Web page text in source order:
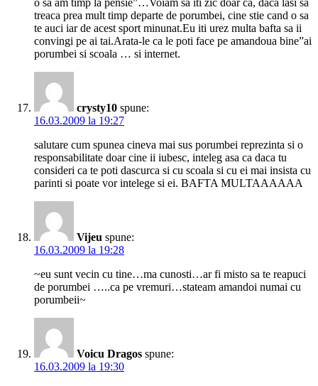
o sa am timp la pensie”…Voiam sa iti zic doar ca, daca lasi sa
treaca prea mult timp departe de porumbei, cine stie cand o sa
te auci iar de acest sport minunat.Eu iti urez multa bafta sa ii
convingi pe ai tai.Arata-le ca le poti face pe amandoua bine”ai
porumbei si scoala … si internet.
crysty10 spune:
16.03.2009 la 19:27
salutare cum spunea cineva mai sus porumbei reprezinta si o
responsabilitate doar cine ii iubesc, inteleg asa ca daca tu
consideri ca te poti dascurca si cu scoala si cu ei mai insista cu
parinti si poate vor intelege si ei. BAFTA MULTAAAAAA
Vijeu spune:
16.03.2009 la 19:28
~eu sunt vecin cu tine…ma cunosti…ar fi misto sa te reapuci
de porumbei …..ca pe vremuri…stateam amandoi numai cu
porumbeii~
Voicu Dragos spune:
16.03.2009 la 19:30